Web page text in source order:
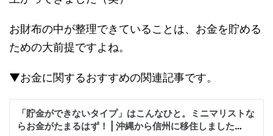
お財布の中が整理できていることは、お金を貯める
ための大前提ですよね。
▼お金に関するおすすめの関連記事です。